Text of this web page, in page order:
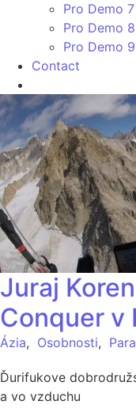
Pro Demo 7
Pro Demo 8
Pro Demo 9
Contact
Juraj
Conquer v
Ázia, Osobnosti,
Ďurifukove
a vo vzduchu